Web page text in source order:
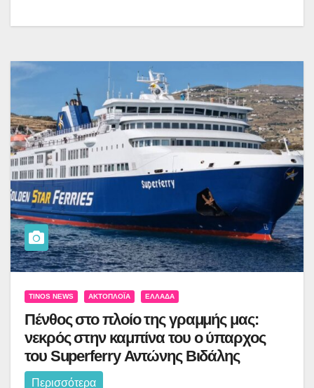
TINOS NEWS ΑΚΤΟΠΛΟΪ́Α ΕΛΛΆΔΑ
Πένθος στο πλοίο της γραμμής μας:
νεκρός στην καμπίνα του ο ύπαρχος
του Superferry Αντώνης Βιδάλης
Περισσότερα